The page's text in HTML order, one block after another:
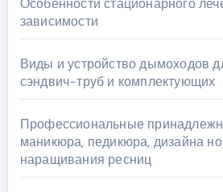
зависимости
Виды и устройство дымоходов
сэндвич-труб и комплектующих
Профессиональные
маникюра, педикюра, дизайна
наращивания ресниц